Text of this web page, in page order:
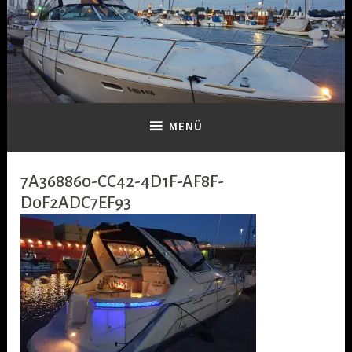
Zum
Inhalt
springen
MENÜ
7A368860-CC42-4D1F-AF8F-
D0F2ADC7EF93